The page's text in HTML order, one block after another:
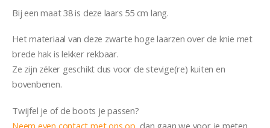
Bij een maat 38 is deze laars 55 cm lang.
Het materiaal van deze zwarte hoge laarzen over de knie met
brede hak is lekker rekbaar.
Ze zijn zéker geschikt dus voor de stevige(re) kuiten en
bovenbenen.
Twijfel je of de boots je passen?
Neem even contact met ons op , dan gaan we voor je meten.